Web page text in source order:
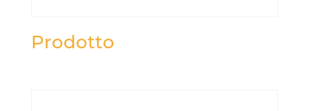
Prodotto